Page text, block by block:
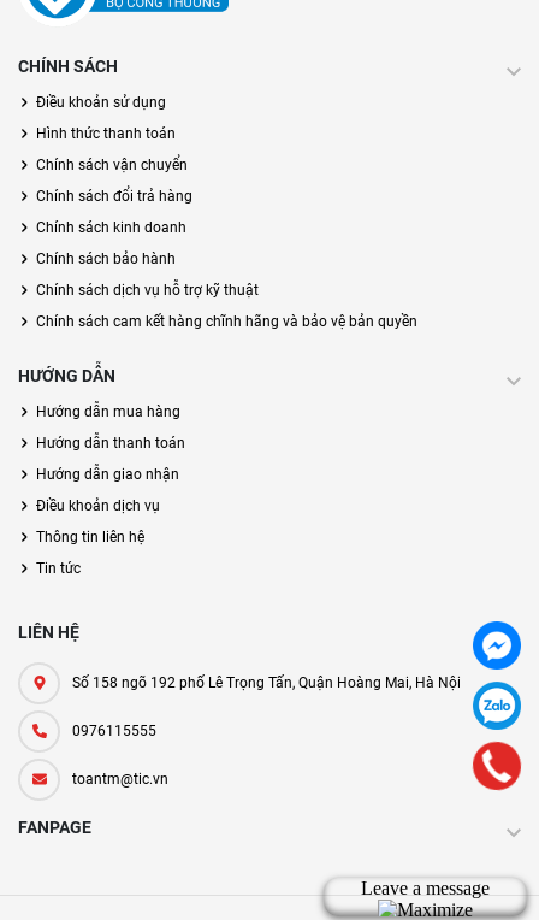
CHÍNH SÁCH
Điều khoản sử dụng
Hình thức thanh toán
Chính sách vận chuyển
Chính sách đổi trả hàng
Chính sách kinh doanh
Chính sách bảo hành
Chính sách dịch vụ hỗ trợ kỹ thuật
Chính sách cam kết hàng chĩnh hãng và bảo vệ bản quyền
HƯỚNG DẪN
Hướng dẫn mua hàng
Hướng dẫn thanh toán
Hướng dẫn giao nhận
Điều khoản dịch vụ
Thông tin liên hệ
Tin tức
LIÊN HỆ
Số 158 ngõ 192 phố Lê Trọng Tấn, Quận Hoàng Mai, Hà Nội
0976115555
toantm@tic.vn
FANPAGE